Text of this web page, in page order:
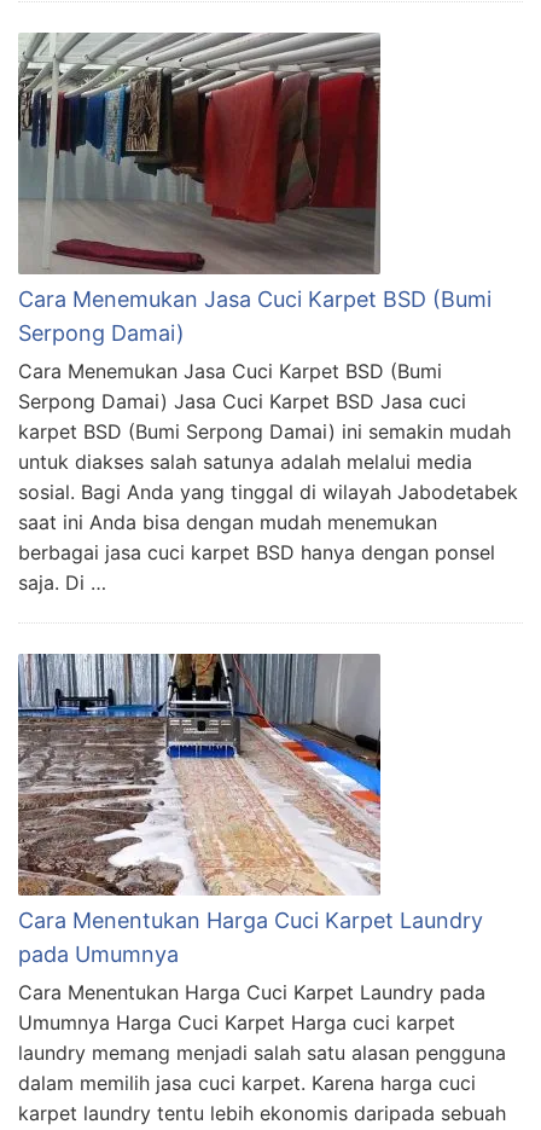
Cara Menemukan Jasa Cuci Karpet BSD (Bumi
Serpong Damai)
Cara Menemukan Jasa Cuci Karpet BSD (Bumi
Serpong Damai) Jasa Cuci Karpet BSD Jasa cuci
karpet BSD (Bumi Serpong Damai) ini semakin mudah
untuk diakses salah satunya adalah melalui media
sosial. Bagi Anda yang tinggal di wilayah Jabodetabek
saat ini Anda bisa dengan mudah menemukan
berbagai jasa cuci karpet BSD hanya dengan ponsel
saja. Di …
Cara Menentukan Harga Cuci Karpet Laundry
pada Umumnya
Cara Menentukan Harga Cuci Karpet Laundry pada
Umumnya Harga Cuci Karpet Harga cuci karpet
laundry memang menjadi salah satu alasan pengguna
dalam memilih jasa cuci karpet. Karena harga cuci
karpet laundry tentu lebih ekonomis daripada sebuah